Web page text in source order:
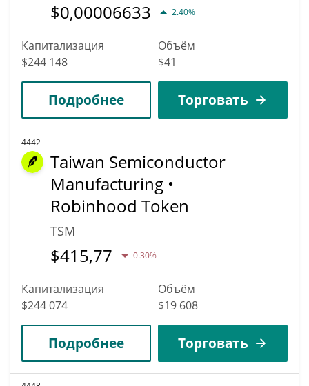
$0,00006633 2.40%
Капитализация
$244 148
Объём
$41
Подробнее Торговать
4442
Taiwan Semiconductor
Manufacturing •
Robinhood Token
TSM
$415,77 0.30%
Капитализация
$244 074
Объём
$19 608
Подробнее Торговать